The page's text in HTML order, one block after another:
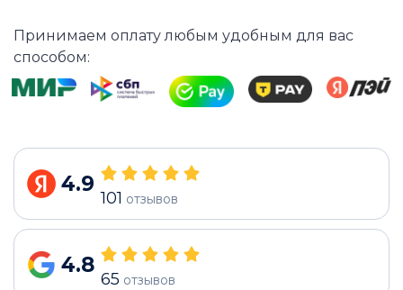
Принимаем оплату любым удобным для вас
способом:
4.9
101 отзывов
4.8
65 отзывов